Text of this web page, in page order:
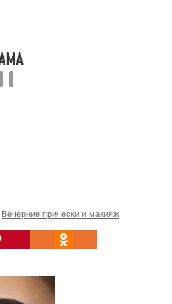
Вечерние прически и макияж